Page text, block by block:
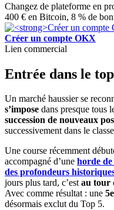
Changez de plateforme en
400 € en Bitcoin, 8 % de
Créer un compte OKX
Lien commercial
Entrée dans le
Un marché haussier se
s’impose dans presque tous
succession de nouveaux
successivement dans le
Une course récemment
accompagné d’une horde
des profondeurs
jours plus tard, c’estau tour
Avec comme résultat : une
désormais exclut du Top 5.